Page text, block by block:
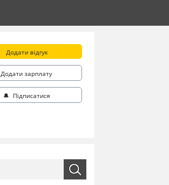
Додати відгук
Додати зарплату
🔔 Підписатися